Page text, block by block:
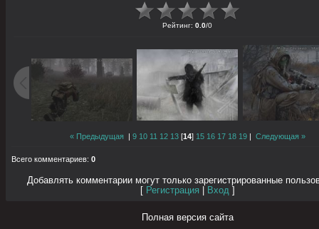
Рейтинг: 0.0/0
« Предыдущая | 9 10 11 12 13 [14] 15 16 17 18 19 | Следующая »
Всего комментариев: 0
Добавлять комментарии могут только зарегистрированные
Регистрация Вход
Полная версия сайта